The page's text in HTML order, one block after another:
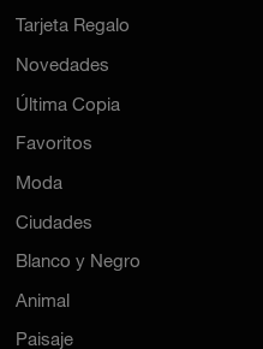
Tarjeta Regalo
Novedades
Última Copia
Favoritos
Moda
Ciudades
Blanco y Negro
Animal
Paisaje